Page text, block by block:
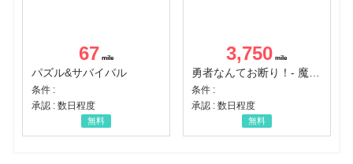
67
パズル&サバイバル
条件 :
承認 : 数日程度
無料
3,750
条件 :
承認 : 数日程度
無料